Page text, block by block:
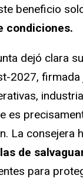
beneficio
condiciones.
dejó clara
2027,
es
La consejera
de
para